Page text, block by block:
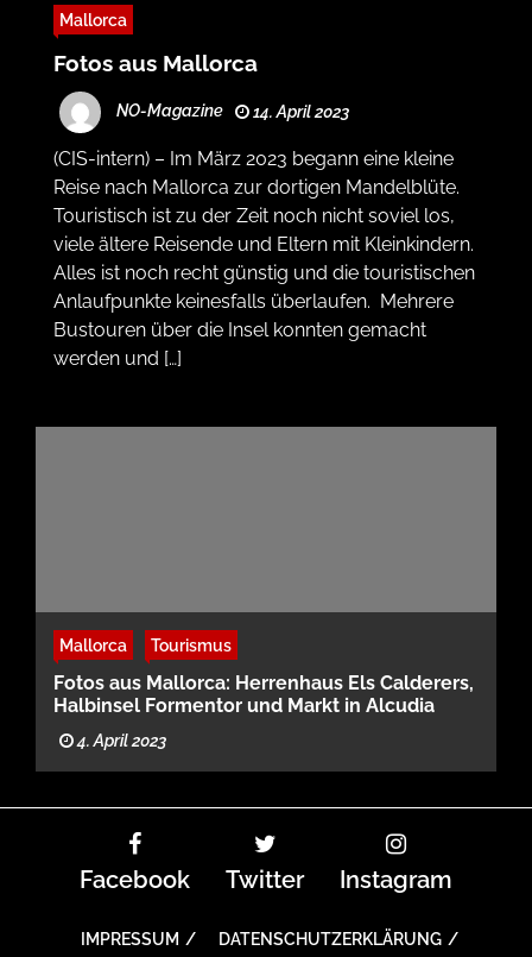
Mallorca
Fotos aus Mallorca
NO-Magazine 14. April 2023
(CIS-intern) – Im März 2023 begann eine kleine
Reise nach Mallorca zur dortigen Mandelblüte.
Touristisch ist zu der Zeit noch nicht soviel los,
viele ältere Reisende und Eltern mit Kleinkindern.
Alles ist noch recht günstig und die touristischen
Anlaufpunkte keinesfalls überlaufen. Mehrere
Bustouren über die Insel konnten gemacht
werden und […]
Mallorca Tourismus
Fotos aus Mallorca: Herrenhaus Els Calderers,
Halbinsel Formentor und Markt in Alcudia
4. April 2023
Facebook Twitter Instagram
IMPRESSUM DATENSCHUTZERKLÄRUNG